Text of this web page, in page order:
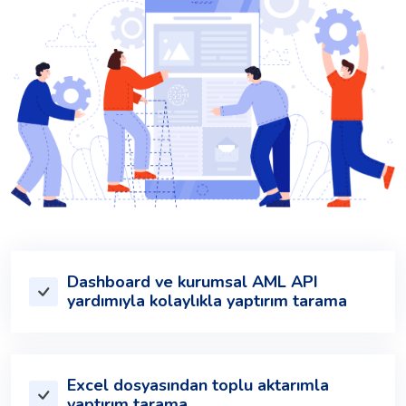
Dashboard ve kurumsal AML API
yardımıyla kolaylıkla yaptırım tarama
Excel dosyasından toplu aktarımla